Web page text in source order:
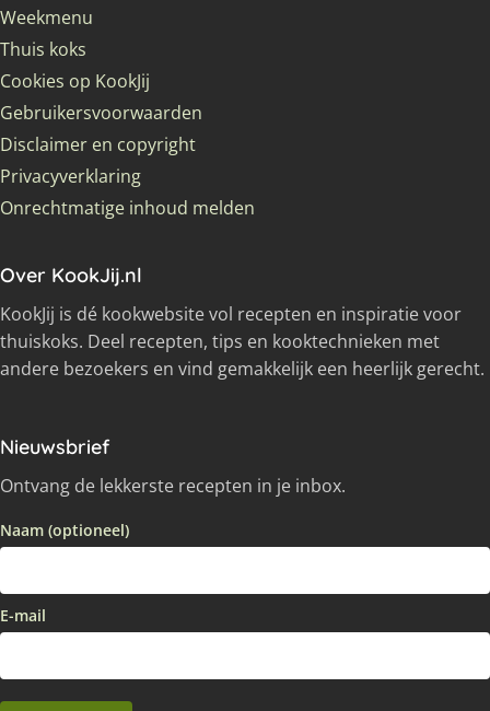
Weekmenu
Thuis koks
Cookies op KookJij
Gebruikersvoorwaarden
Disclaimer en copyright
Privacyverklaring
Onrechtmatige inhoud melden
Over KookJij.nl
KookJij is dé kookwebsite vol recepten en inspiratie voor
thuiskoks. Deel recepten, tips en kooktechnieken met
andere bezoekers en vind gemakkelijk een heerlijk gerecht.
Nieuwsbrief
Ontvang de lekkerste recepten in je inbox.
Naam (optioneel)
E-mail